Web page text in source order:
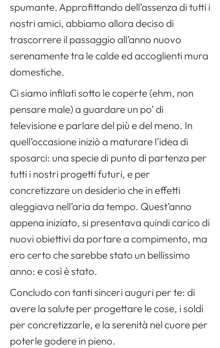
spumante. Approfittando dell’assenza di tutti i
nostri amici, abbiamo allora deciso di
trascorrere il passaggio all’anno nuovo
serenamente tra le calde ed accoglienti mura
domestiche.
Ci siamo infilati sotto le coperte (ehm, non
pensare male) a guardare un po’ di
televisione e parlare del più e del meno. In
quell’occasione iniziò a maturare l’idea di
sposarci: una specie di punto di partenza per
tutti i nostri progetti futuri, e per
concretizzare un desiderio che in effetti
aleggiava nell’aria da tempo. Quest’anno
appena iniziato, si presentava quindi carico di
nuovi obiettivi da portare a compimento, ma
ero certo che sarebbe stato un bellissimo
anno: e così è stato.
Concludo con tanti sinceri auguri per te: di
avere la salute per progettare le cose, i soldi
per concretizzarle, e la serenità nel cuore per
poterle godere in pieno.
Apri il menu di navigazione